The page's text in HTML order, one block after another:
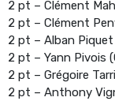
2 pt – Clément
2 pt – Clément
2 pt – Alban
2 pt – Yann Pivois
2 pt – Grégoire
2 pt – Anthony